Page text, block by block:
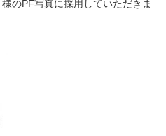
様のPF写真に採用していただきま